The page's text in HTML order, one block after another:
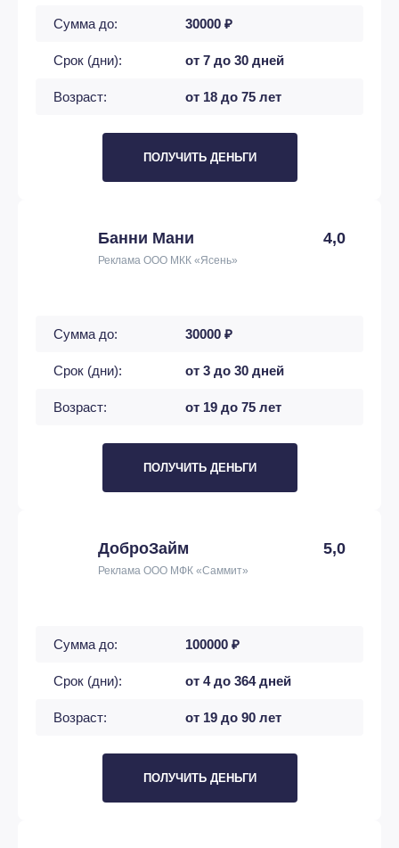
Сумма до: 30000 ₽
Срок (дни): от 7 до 30 дней
Возраст: от 18 до 75 лет
ПОЛУЧИТЬ ДЕНЬГИ
Банни Мани 4,0
Реклама ООО МКК «Ясень»
Сумма до: 30000 ₽
Срок (дни): от 3 до 30 дней
Возраст: от 19 до 75 лет
ПОЛУЧИТЬ ДЕНЬГИ
ДоброЗайм 5,0
Реклама ООО МФК «Саммит»
Сумма до: 100000 ₽
Срок (дни): от 4 до 364 дней
Возраст: от 19 до 90 лет
ПОЛУЧИТЬ ДЕНЬГИ